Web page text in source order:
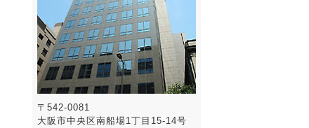
〒542-0081
大阪市中央区南船場1丁目15-14号